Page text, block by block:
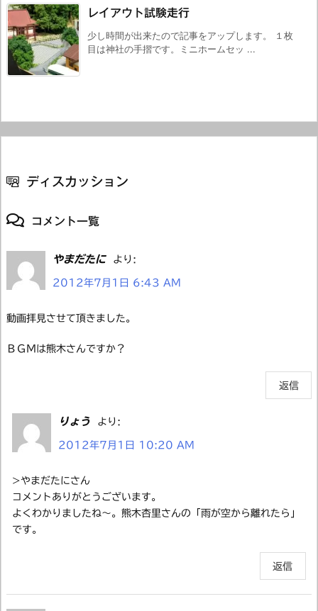
レイアウト試験走行
少し時間が出来たので記事をアップします。 １枚
目は神社の手摺です。ミニホームセッ ...
ディスカッション
コメント一覧
やまだたに より:
2012年7月1日 6:43 AM
動画拝見させて頂きました。
ＢＧＭは熊木さんですか？
返信
りょう より:
2012年7月1日 10:20 AM
>やまだたにさん
コメントありがとうございます。
よくわかりましたね～。熊木杏里さんの「雨が空から離れたら」
です。
返信